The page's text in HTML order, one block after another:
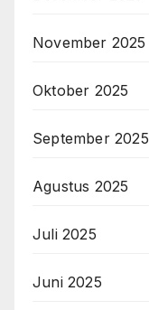
November 2025
Oktober 2025
September 2025
Agustus 2025
Juli 2025
Juni 2025